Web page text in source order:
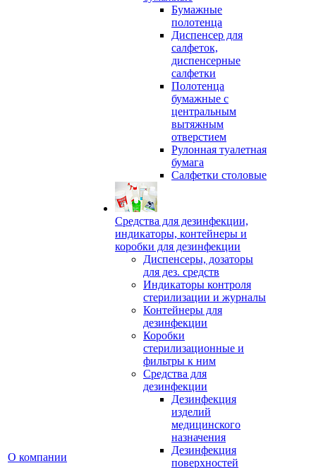
О компании
Бумажные
полотенца
Диспенсер для
салфеток,
диспенсерные
салфетки
Полотенца
бумажные с
центральным
вытяжным
отверстием
Рулонная туалетная
бумага
Салфетки столовые
Средства для дезинфекции,
индикаторы, контейнеры и
коробки для дезинфекции
Диспенсеры, дозаторы
для дез. средств
Индикаторы контроля
стерилизации и журналы
Контейнеры для
дезинфекции
Коробки
стерилизационные и
фильтры к ним
Средства для
дезинфекции
Дезинфекция
изделий
медицинского
назначения
Дезинфекция
поверхностей